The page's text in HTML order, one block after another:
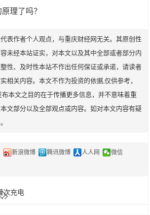
理了吗？
表作者个人观点，与重庆财经网无关。其原创性
未经本站证实，对本文以及其中全部或者部分内
性、及时性本站不作出任何保证或承诺，请读者
相关内容。本文不作为投资的依据,仅供参考，
本文之目的在于传播更多信息，并不意味着重
文部分以及全部观点或内容。如对本文内容有疑
新浪微博 腾讯微博 人人网
微信
次充电